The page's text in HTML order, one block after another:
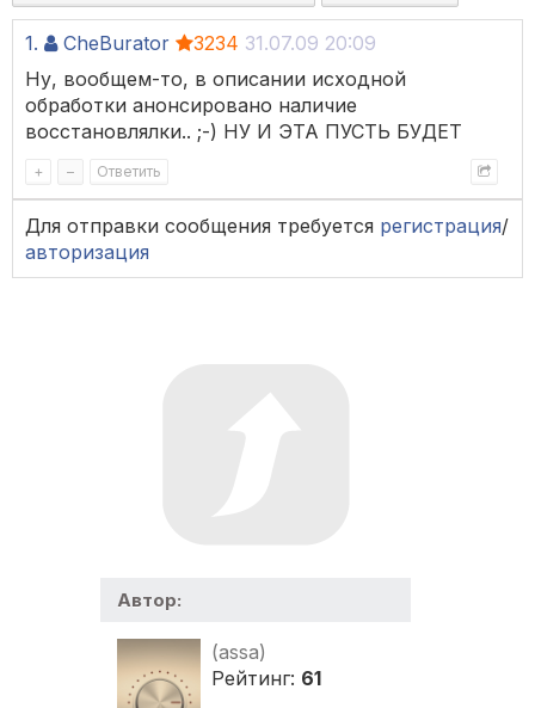
1. CheBurator 3234 31.07.09 20:09
Ну, вообщем-то, в описании исходной
обработки анонсировано наличие
восстановлялки.. ;-) НУ И ЭТА ПУСТЬ БУДЕТ
+ – Ответить
Для отправки сообщения требуется регистрация/
авторизация
Автор:
(assa)
Рейтинг: 61